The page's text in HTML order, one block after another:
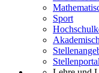
Sport
Stellenportal